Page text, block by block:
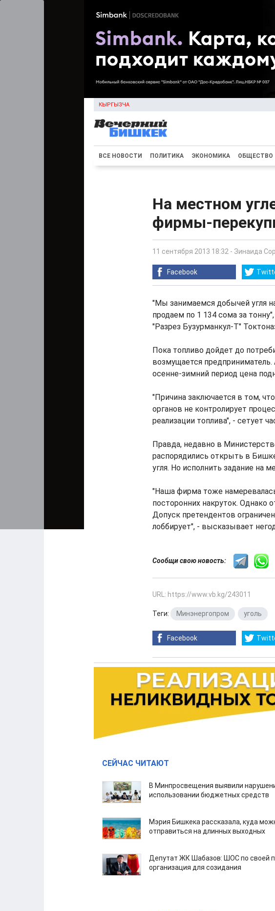
КЫРГЫЗЧА
ВСЕ НОВОСТИ ПОЛИТИКА ЭКОНОМИКА ОБЩЕСТВО
На местном
фирмы-
11 сентября 2013 18:32 - Зинаида
Facebook
"Мы занимаемся добычей угля
продаем по 1 134 сома за
"Разрез Бузурманкул-Т"
Пока топливо дойдет до
возмущается
осенне-зимний период цена
"Причина заключается в том,
органов не контролирует
реализации топлива", - сетует
Правда, недавно в
распорядились открыть в
угля. Но исполнить задание на
"Наша фирма тоже
посторонних накруток. Однако
Допуск претендентов
лоббирует", - высказывает
Сообщи свою новость:
URL: https://www.vb.kg/243011
Теги: Минэнергопром уголь
Facebook
СЕЙЧАС ЧИТАЮТ
В Минпросвещения выявили
использовании бюджетных средств
Мэрия Бишкека рассказала, куда
отправиться на длинных выходных
Депутат ЖК Шабазов: ШОС по своей
организация для созидания